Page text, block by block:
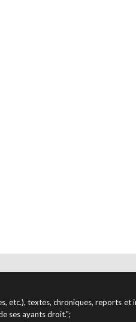
etc.), textes, chroniques, reports
ses ayants droit.";